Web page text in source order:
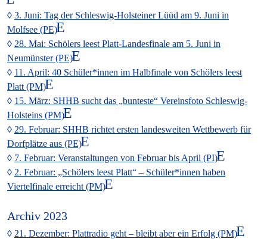
3. Juni: Tag der Schleswig-Holsteiner Lüüd am 9. Juni in
Molfsee (PE)
28. Mai: Schölers leest Platt-Landesfinale am 5. Juni in
Neumünster (PE)
11. April: 40 Schüler*innen im Halbfinale von Schölers leest
Platt (PM)
15. März: SHHB sucht das „bunteste“ Vereinsfoto Schleswig-
Holsteins (PM)
29. Februar: SHHB richtet ersten landesweiten Wettbewerb für
Dorfplätze aus (PE)
7. Februar: Veranstaltungen von Februar bis April (PI)
2. Februar: „Schölers leest Platt“ – Schüler*innen haben
Viertelfinale erreicht (PM)
Archiv 2023
21. Dezember: Plattradio geht – bleibt aber ein Erfolg (PM)